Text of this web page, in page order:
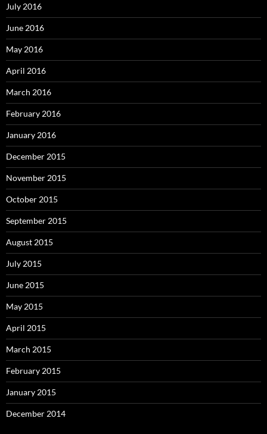
July 2016
June 2016
May 2016
April 2016
March 2016
February 2016
January 2016
December 2015
November 2015
October 2015
September 2015
August 2015
July 2015
June 2015
May 2015
April 2015
March 2015
February 2015
January 2015
December 2014